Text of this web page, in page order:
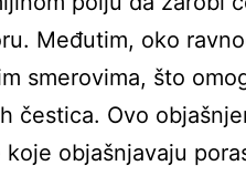
Međutim, oko
smerovima, što
čestica. Ovo
objašnjavaju